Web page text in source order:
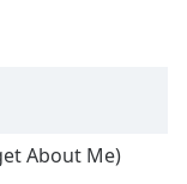
About Me)